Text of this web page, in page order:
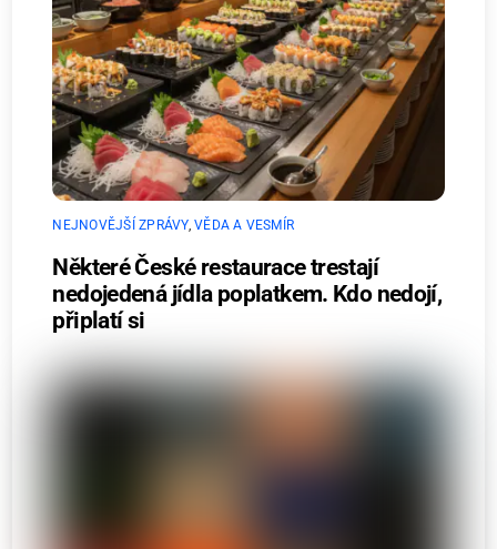
NEJNOVĚJŠÍ ZPRÁVY,VĚDA A VESMÍR
Některé České restaurace trestají
nedojedená jídla poplatkem. Kdo nedojí,
připlatí si